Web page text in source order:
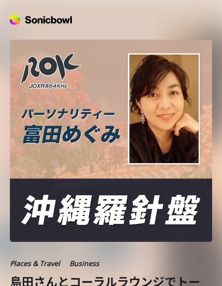
Places & Travel Business
島田さんとコーラルラウンジでトー